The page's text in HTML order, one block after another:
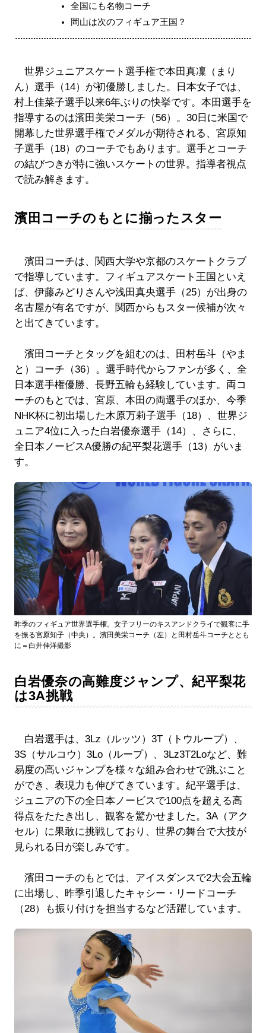
全国にも名物コーチ
岡山は次のフィギュア王国？
世界ジュニアスケート選手権で本田真凜（まり
ん）選手（14）が初優勝しました。日本女子では、
村上佳菜子選手以来6年ぶりの快挙です。本田選手を
指導するのは濱田美栄コーチ（56）。30日に米国で
開幕した世界選手権でメダルが期待される、宮原知
子選手（18）のコーチでもあります。選手とコーチ
の結びつきが特に強いスケートの世界。指導者視点
で読み解きます。
濱田コーチのもとに揃ったスター
濱田コーチは、関西大学や京都のスケートクラブ
で指導しています。フィギュアスケート王国といえ
ば、伊藤みどりさんや浅田真央選手（25）が出身の
名古屋が有名ですが、関西からもスター候補が次々
と出てきています。
濱田コーチとタッグを組むのは、田村岳斗（やま
と）コーチ（36）。選手時代からファンが多く、全
日本選手権優勝、長野五輪も経験しています。両コ
ーチのもとでは、宮原、本田の両選手のほか、今季
NHK杯に初出場した木原万莉子選手（18）、世界ジ
ュニア4位に入った白岩優奈選手（14）、さらに、
全日本ノービスA優勝の紀平梨花選手（13）がいま
す。
昨季のフィギュア世界選手権。女子フリーのキスアンドクライで観客に手
を振る宮原知子（中央）。濱田美栄コーチ（左）と田村岳斗コーチととも
に＝白井伸洋撮影
白岩優奈の高難度ジャンプ、紀平梨花
は3A挑戦
白岩選手は、3Lz（ルッツ）3T（トウループ）、
3S（サルコウ）3Lo（ループ）、3Lz3T2Loなど、難
易度の高いジャンプを様々な組み合わせで跳ぶこと
ができ、表現力も伸びてきています。紀平選手は、
ジュニアの下の全日本ノービスで100点を超える高
得点をたたき出し、観客を驚かせました。3A（アク
セル）に果敢に挑戦しており、世界の舞台で大技が
見られる日が楽しみです。
濱田コーチのもとでは、アイスダンスで2大会五輪
に出場し、昨季引退したキャシー・リードコーチ
（28）も振り付けを担当するなど活躍しています。